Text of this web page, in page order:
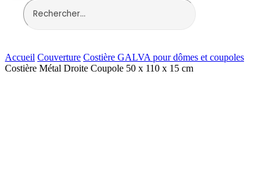
Accueil Couverture Costière GALVA pour dômes et coupoles
Costière Métal Droite Coupole 50 x 110 x 15 cm